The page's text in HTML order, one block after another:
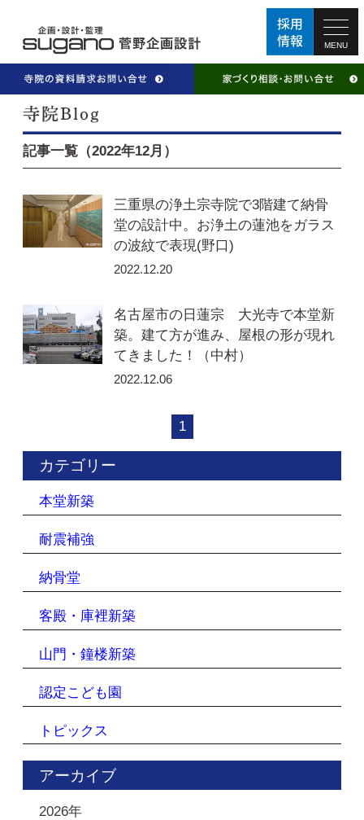
MENU
記事一覧（2022年12月）
三重県の浄土宗寺院で3階建て納骨
堂の設計中。お浄土の蓮池をガラス
の波紋で表現(野口)
2022.12.20
名古屋市の日蓮宗 大光寺で本堂新
築。建て方が進み、屋根の形が現れ
てきました！（中村）
2022.12.06
1
カテゴリー
本堂新築
耐震補強
納骨堂
客殿・庫裡新築
山門・鐘楼新築
認定こども園
トピックス
アーカイブ
2026年